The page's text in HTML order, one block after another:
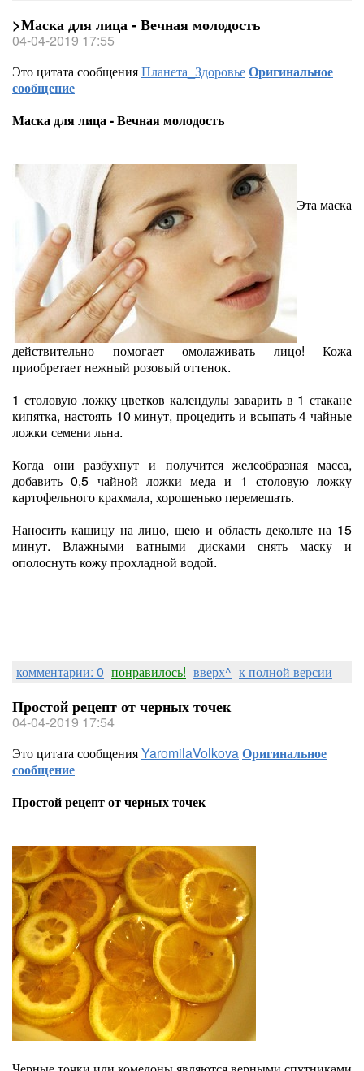
>Маска для лица - Вечная молодость
04-04-2019 17:55
Это цитата сообщенияПланета_ЗдоровьеОригинальное
сообщение
Маска для лица - Вечная молодость
Эта маска
действительно помогает омолаживать лицо! Кожа
приобретает нежный розовый оттенок.
1 столовую ложку цветков календулы заварить в 1 стакане
кипятка, настоять 10 минут, процедить и всыпать 4 чайные
ложки семени льна.
Когда они разбухнут и получится желеобразная масса,
добавить 0,5 чайной ложки меда и 1 столовую ложку
картофельного крахмала, хорошенько перемешать.
Наносить кашицу на лицо, шею и область декольте на 15
минут. Влажными ватными дисками снять маску и
ополоснуть кожу прохладной водой.
комментарии: 0 понравилось! вверх^ к полной версии
Простой рецепт от черных точек
04-04-2019 17:54
Это цитата сообщенияYaromilaVolkovaОригинальное
сообщение
Простой рецепт от черных точек